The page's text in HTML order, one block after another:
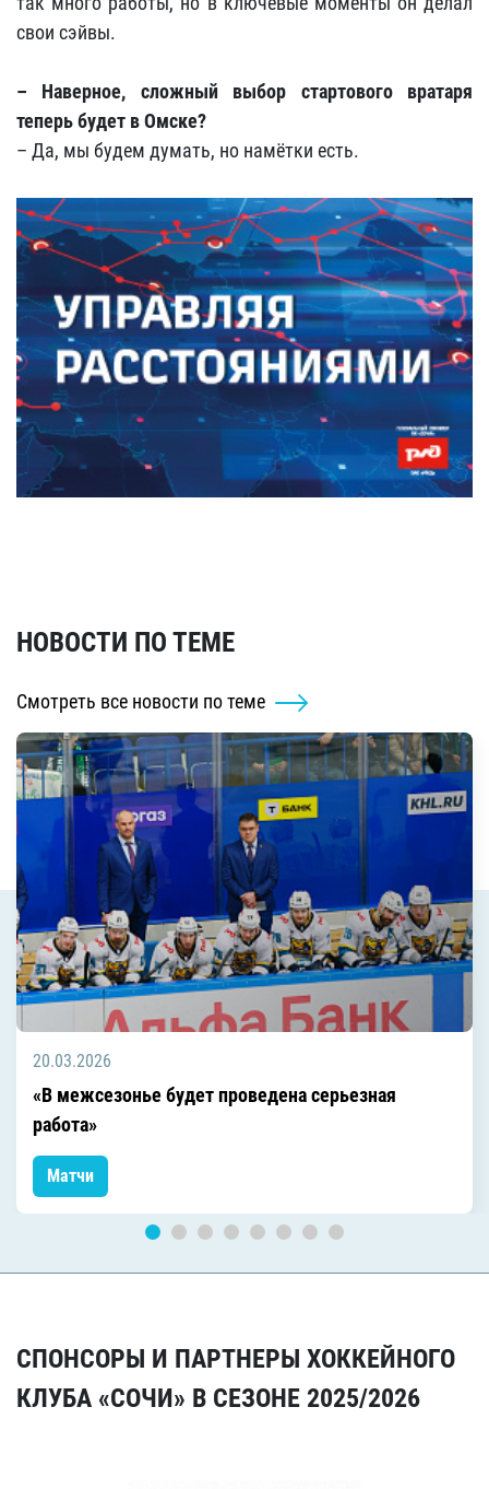
свои сэйвы.
– Наверное, сложный выбор стартового вратаря
теперь будет в Омске?
– Да, мы будем думать, но намётки есть.
НОВОСТИ ПО ТЕМЕ
Смотреть все новости по теме
20.03.2026
«В межсезонье будет проведена серьезная
работа»
Матчи
СПОНСОРЫ И ПАРТНЕРЫ ХОККЕЙНОГО
КЛУБА «СОЧИ» В СЕЗОНЕ 2025/2026